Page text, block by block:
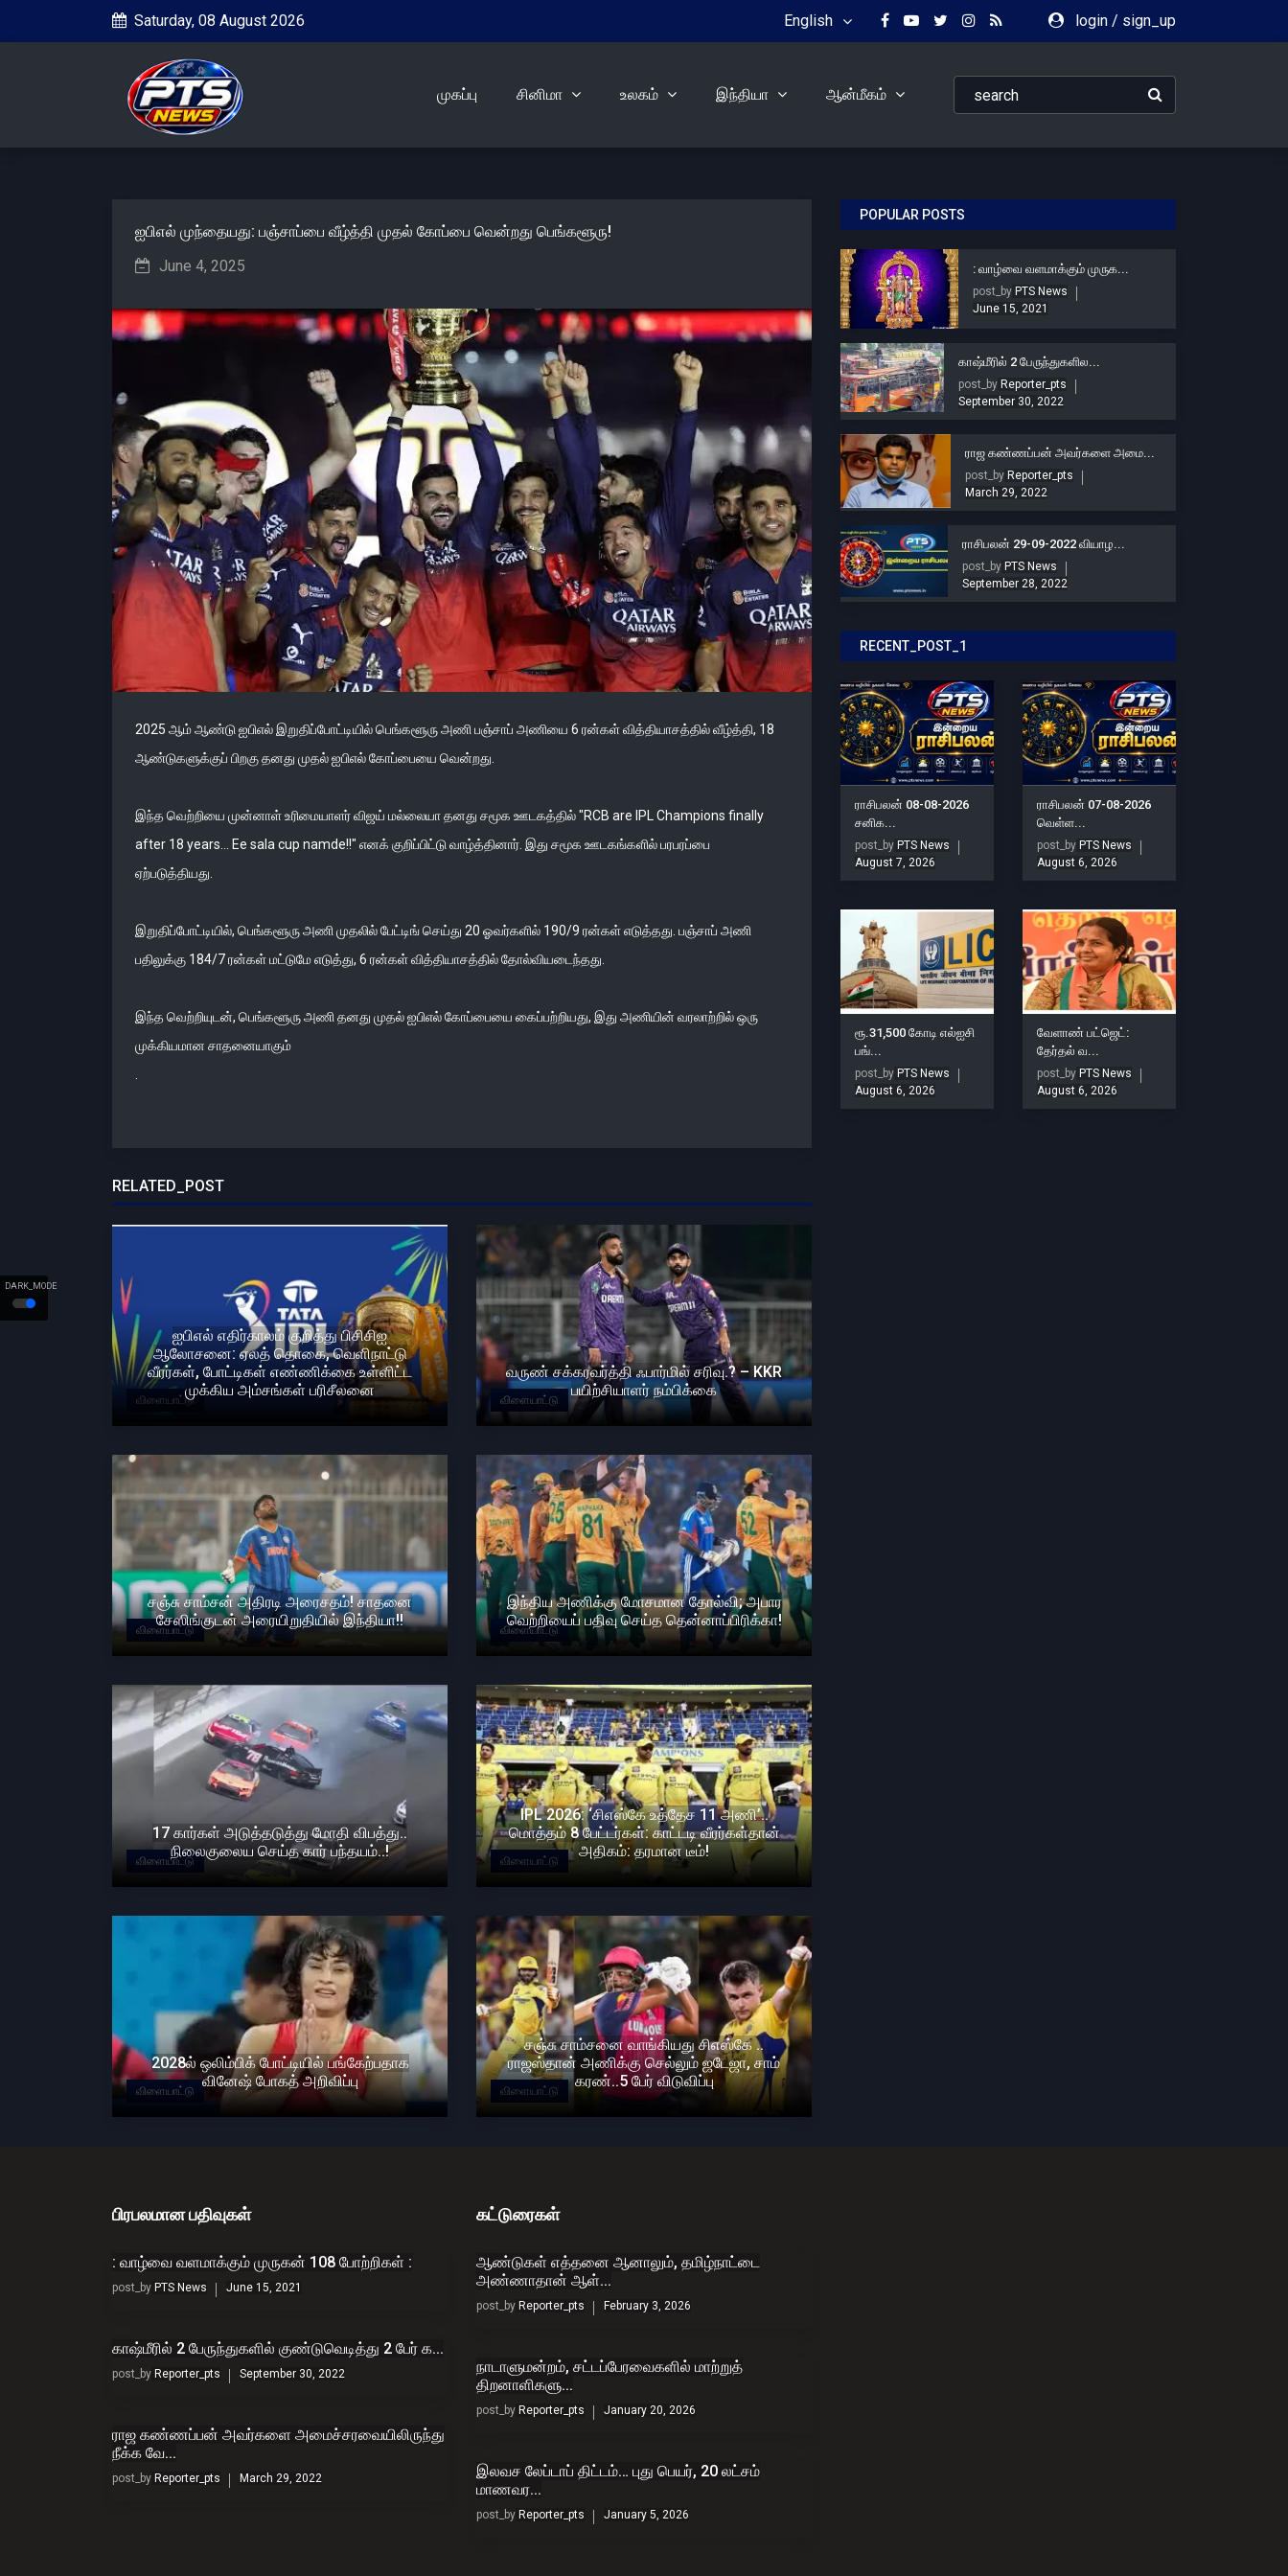
DARK_MODE
Saturday, 08 August 2026 English login / sign_up
முகப்பு சினிமா உலகம் இந்தியா ஆன்மீகம்
ஐபிஎல் முந்தையது: பஞ்சாப்பை வீழ்த்தி முதல் கோப்பை வென்றது பெங்களூரு!
June 4, 2025
2025 ஆம் ஆண்டு ஐபிஎல் இறுதிப்போட்டியில் பெங்களூரு அணி பஞ்சாப் அணியை 6 ரன்கள் வித்தியாசத்தில் வீழ்த்தி, 18
ஆண்டுகளுக்குப் பிறகு தனது முதல் ஐபிஎல் கோப்பையை வென்றது.
இந்த வெற்றியை முன்னாள் உரிமையாளர் விஜய் மல்லையா தனது சமூக ஊடகத்தில் "RCB are IPL Champions finally
after 18 years... Ee sala cup namde!!" எனக் குறிப்பிட்டு வாழ்த்தினார். இது சமூக ஊடகங்களில் பரபரப்பை
ஏற்படுத்தியது.
இறுதிப்போட்டியில், பெங்களூரு அணி முதலில் பேட்டிங் செய்து 20 ஓவர்களில் 190/9 ரன்கள் எடுத்தது. பஞ்சாப் அணி
பதிலுக்கு 184/7 ரன்கள் மட்டுமே எடுத்து, 6 ரன்கள் வித்தியாசத்தில் தோல்வியடைந்தது.
இந்த வெற்றியுடன், பெங்களூரு அணி தனது முதல் ஐபிஎல் கோப்பையை கைப்பற்றியது, இது அணியின் வரலாற்றில் ஒரு
முக்கியமான சாதனையாகும்
RELATED_POST
விளையாட்டு
ஐபிஎல் எதிர்காலம் குறித்து பிசிசிஐ
ஆலோசனை: ஏலத் தொகை, வெளிநாட்டு
வீரர்கள், போட்டிகள் எண்ணிக்கை உள்ளிட்ட
முக்கிய அம்சங்கள் பரிசீலனை
விளையாட்டு
வருண் சக்கரவர்த்தி ஃபார்மில் சரிவு.? – KKR
பயிற்சியாளர் நம்பிக்கை
விளையாட்டு
சஞ்சு சாம்சன் அதிரடி அரைசதம்! சாதனை
சேஸிங்குடன் அரையிறுதியில் இந்தியா!!
விளையாட்டு
இந்திய அணிக்கு மோசமான தோல்வி; அபார
வெற்றியைப் பதிவு செய்த தென்னாப்பிரிக்கா!
விளையாட்டு
17 கார்கள் அடுத்தடுத்து மோதி விபத்து..
நிலைகுலைய செய்த கார் பந்தயம்..!
விளையாட்டு
IPL 2026: ‘சிஎஸ்கே உத்தேச 11 அணி’..
மொத்தம் 8 பேட்டர்கள்: காட்டடி வீரர்கள்தான்
அதிகம்: தரமான டீம்!
விளையாட்டு
2028ல் ஒலிம்பிக் போட்டியில் பங்கேற்பதாக
வினேஷ் போகத் அறிவிப்பு
விளையாட்டு
சஞ்சு சாம்சனை வாங்கியது சிஎஸ்கே ..
ராஜஸ்தான் அணிக்கு செல்லும் ஜடேஜா, சாம்
கரண்..5 பேர் விடுவிப்பு
POPULAR POSTS
: வாழ்வை வளமாக்கும் முருக...
post_byPTS News
June 15, 2021
காஷ்மீரில் 2 பேருந்துகளில...
post_byReporter_pts
September 30, 2022
ராஜ கண்ணப்பன் அவர்களை அமை...
post_by Reporter_pts
March 29, 2022
ராசிபலன் 29-09-2022 வியாழ...
post_byPTS News
September 28, 2022
RECENT_POST_1
ராசிபலன் 08-08-2026
சனிக...
post_by PTS News
August 7, 2026
ராசிபலன் 07-08-2026
வெள்ள...
post_by PTS News
August 6, 2026
ரூ.31,500 கோடி எல்ஐசி
பங்...
post_by PTS News
August 6, 2026
வேளாண் பட்ஜெட்:
தேர்தல் வ...
post_by PTS News
August 6, 2026
பிரபலமான பதிவுகள்
: வாழ்வை வளமாக்கும் முருகன் 108 போற்றிகள் :
post_by PTS News June 15, 2021
காஷ்மீரில் 2 பேருந்துகளில் குண்டுவெடித்து 2 பேர் க...
post_by Reporter_pts September 30, 2022
ராஜ கண்ணப்பன் அவர்களை அமைச்சரவையிலிருந்து
நீக்க வே...
post_by Reporter_pts March 29, 2022
கட்டுரைகள்
ஆண்டுகள் எத்தனை ஆனாலும், தமிழ்நாட்டை
அண்ணாதான் ஆள்...
post_by Reporter_pts February 3, 2026
நாடாளுமன்றம், சட்டப்பேரவைகளில் மாற்றுத்
திறனாளிகளு...
post_by Reporter_pts January 20, 2026
இலவச லேப்டாப் திட்டம்… புது பெயர், 20 லட்சம்
மாணவர...
post_by Reporter_pts January 5, 2026